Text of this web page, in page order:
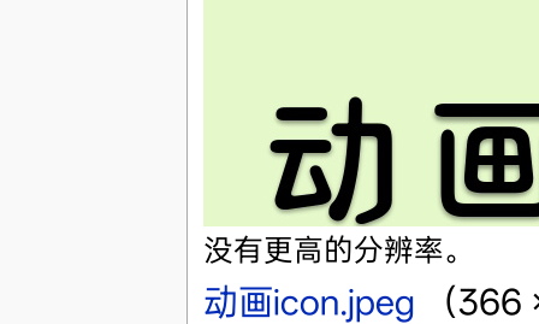
没有更高的分辨率。
动画icon.jpeg
（